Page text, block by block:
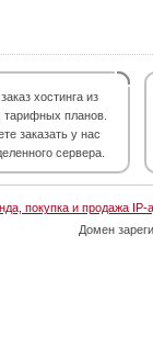
хостинга из
тарифных планов.
заказать у нас
сервера.
покупка и продажа IP-
Домен